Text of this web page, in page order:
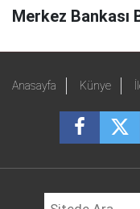
Merkez Bankası
Anasayfa Künye